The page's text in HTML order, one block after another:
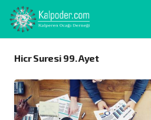
Hicr Suresi 99. Ayet